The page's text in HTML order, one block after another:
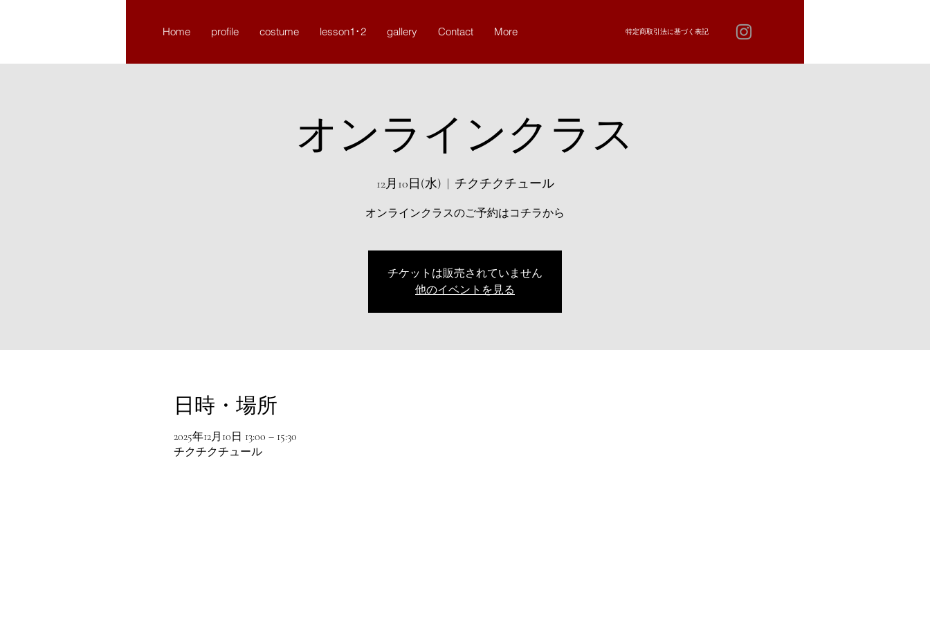
Home profile costume lesson1･2 gallery Contact More 特定商取引法に基づく表記
オンラインクラス
12月10日(水)
  |
チクチクチュール
オンラインクラスのご予約はコチラから
チケットは販売されていません
他のイベントを見る
日時・場所
2025年12月10日 13:00 – 15:30
チクチクチュール